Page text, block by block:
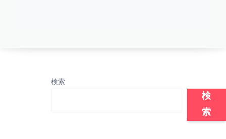
検索
検
索